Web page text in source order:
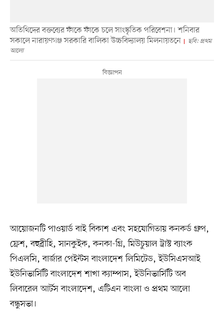
অতিথিদের বক্তব্যের ফাঁকে ফাঁকে চলে সাংস্কৃতিক পরিবেশনা। শনিবার
সকালে নারায়ণগঞ্জ সরকারি বালিকা উচ্চবিদ্যালয় মিলনায়তনে
ছবি: প্রথম
আলো
আয়োজনটি পাওয়ার্ড বাই বিকাশ এবং সহযোগিতায় কনকর্ড গ্রুপ,
ফ্রেশ, বহুব্রীহি, সানকুইক, কনকা-গ্রি, মিউচুয়াল ট্রাস্ট ব্যাংক
পিএলসি, বার্জার পেইন্টস বাংলাদেশ লিমিটেড, ইউসিএসআই
ইউনিভার্সিটি বাংলাদেশ শাখা ক্যাম্পাস, ইউনিভার্সিটি অব
লিবারেল আর্টস বাংলাদেশ, এটিএন বাংলা ও প্রথম আলো
বন্ধুসভা।